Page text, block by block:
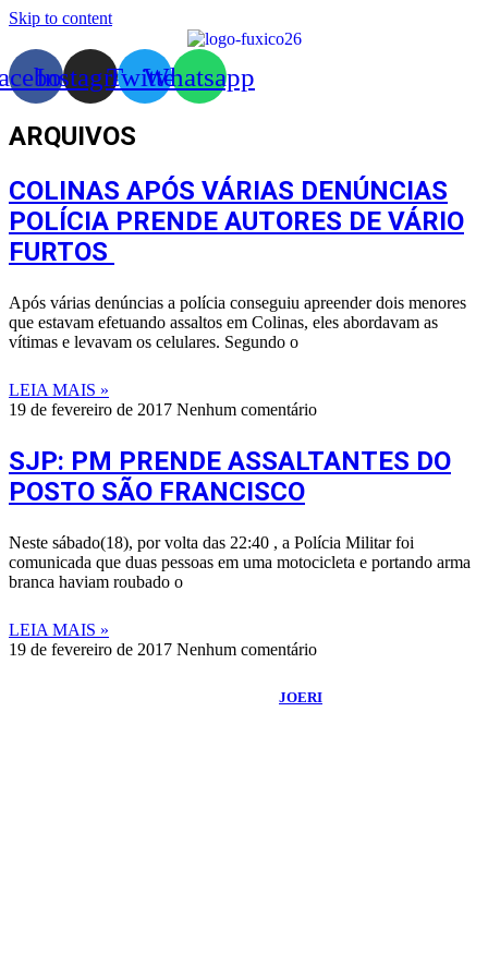
Skip to content
InstagramTwitterWhatsapp
ARQUIVOS
COLINAS APÓS VÁRIAS DENÚNCIAS
POLÍCIA PRENDE AUTORES DE VÁRIO
FURTOS
Após várias denúncias a polícia conseguiu apreender dois menores
que estavam efetuando assaltos em Colinas, eles abordavam as
vítimas e levavam os celulares. Segundo o
LEIA MAIS »
19 de fevereiro de 2017 Nenhum comentário
SJP: PM PRENDE ASSALTANTES DO
POSTO SÃO FRANCISCO
Neste sábado(18), por volta das 22:40 , a Polícia Militar foi
comunicada que duas pessoas em uma motocicleta e portando arma
branca haviam roubado o
LEIA MAIS »
19 de fevereiro de 2017 Nenhum comentário
JOERI